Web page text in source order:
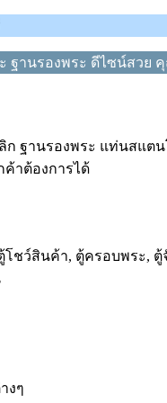
ฐานรองพระ ดีไซน์สวย
ฐานรองพระ แท่นสแตน
าต้องการได้
โชว์สินค้า, ตู้ครอบพระ,
งๆ